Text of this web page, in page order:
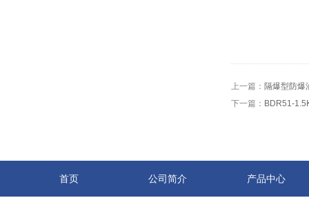
上一篇： 隔爆型防爆
下一篇： BDR51-
首页 公司简介 产品中心